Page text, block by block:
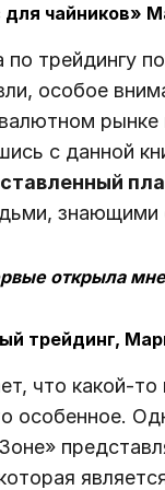
чайников»
по трейдингу
особое
рынке
с данной
знающими
открыла
трейдинг,
что какой-
особенное.